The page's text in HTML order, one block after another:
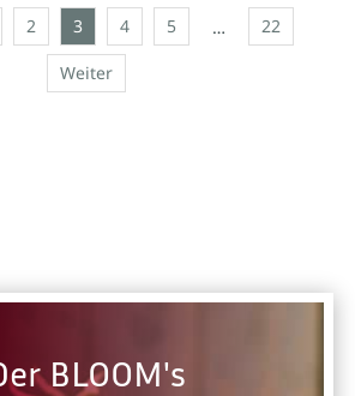
2 3 4 5 … 22
Weiter
BLOOM's